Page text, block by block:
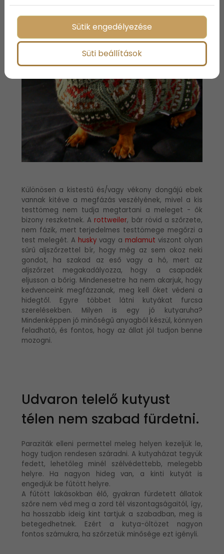
Különösen a kistestű és/vagy vékony dongájú ebek
vannak kitéve a megfázás veszélyének, mivel a kis
testtömeg nem tudja megtartani a meleget - ők
bizony reszketnek. A rottweiler, bár rövid a szőrzete,
nem fázik, mert terjedelmes testtömege megőrzi a
test melegét. A husky vagy a malamutviszont olyan
sűrű aljszőrzettel bír, hogy még az sem okoz neki
gondot, ha szakad az eső vagy a hó, mert az
aljszőrzet megakadályozza, hogy a csapadék
eljusson a bőrig. Mindenesetre ha nem akarjuk, hogy
kedvenceink megfázzanak, meg kell őket védeni a
hidegtől. Egyre többet látni kutyákat furcsa
szerelésekben. Milyen is egy jó kutyaruha?
Mindenképpen jó minőségű anyagból készül, könnyen
feladható, és fontos, hogy az állat jól tudjon benne
mozogni.
Udvaron telelő kutyust
télen nem szabad fürdetni.
Paraziták elleni permettel meleg helyen kezeljük le,
hogy tudjon rendesen száradni. A kutyaházat tegyük
fedett, lehetőleg minél szélvédettebb, melegebb
helyre. Ha nagyon hideg van, a kinti kutyát is
engedjük be fűtött helyre.
A fűtött lakásokban élő, gyakran fürdetett állatok
szőre nem véd meg a zord tél viszontagságaitól, így,
ha hosszabb ideig kint tartjuk a szabadban, meg is
betegedhetnek. Ezért a kutya-öltözet nagyon
fontos számukra, ha szőrzetük minősége ezt igényli.
Sütik engedélyezése
Süti beállítások